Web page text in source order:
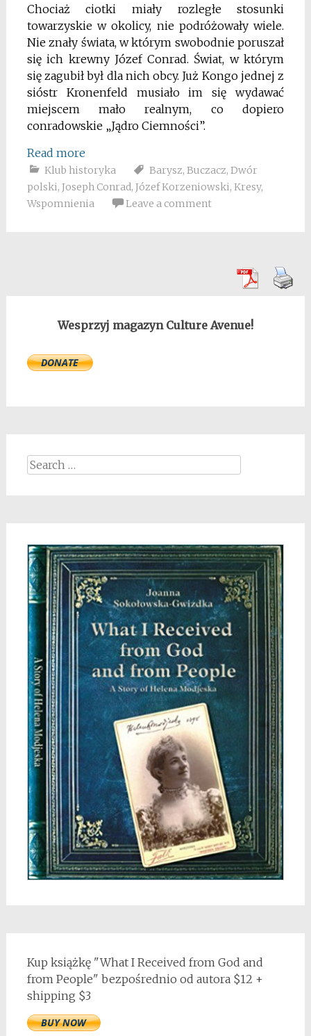
Chociaż ciotki miały rozległe stosunki
towarzyskie w okolicy, nie podróżowały wiele.
Nie znały świata, w którym swobodnie poruszał
się ich krewny Józef Conrad. Świat, w którym
się zagubił był dla nich obcy. Już Kongo jednej z
sióstr Kronenfeld musiało im się wydawać
miejscem mało realnym, co dopiero
conradowskie „Jądro Ciemności”.
Read more
Klub historyka Barysz, Buczacz, Dwór
polski, Joseph Conrad, Józef Korzeniowski, Kresy,
Wspomnienia
Leave a comment
Wesprzyj magazyn Culture Avenue!
Search
for:
Kup książkę "What I Received from God and
from People" bezpośrednio od autora $12 +
shipping $3